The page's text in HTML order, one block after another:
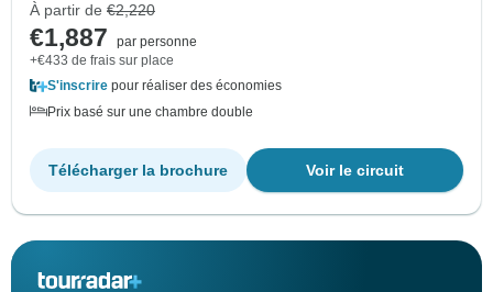
À partir de €2,220
€1,887
par personne
+€433 de frais sur place
S'inscrire pour réaliser des économies
Prix basé sur une chambre double
Voir le circuit
Télécharger la brochure